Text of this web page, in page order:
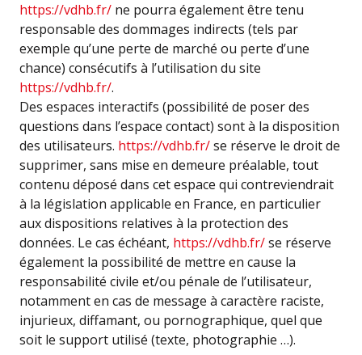
https://vdhb.fr/ ne pourra également être tenu
responsable des dommages indirects (tels par
exemple qu’une perte de marché ou perte d’une
chance) consécutifs à l’utilisation du site
https://vdhb.fr/.
Des espaces interactifs (possibilité de poser des
questions dans l’espace contact) sont à la disposition
des utilisateurs. https://vdhb.fr/se réserve le droit de
supprimer, sans mise en demeure préalable, tout
contenu déposé dans cet espace qui contreviendrait
à la législation applicable en France, en particulier
aux dispositions relatives à la protection des
données. Le cas échéant, https://vdhb.fr/se réserve
également la possibilité de mettre en cause la
responsabilité civile et/ou pénale de l’utilisateur,
notamment en cas de message à caractère raciste,
injurieux, diffamant, ou pornographique, quel que
soit le support utilisé (texte, photographie …).